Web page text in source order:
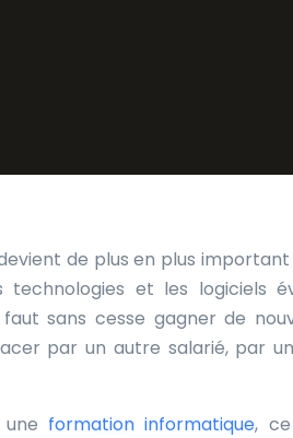
de plus en plus
et les logiciels
sans cesse gagner de
par un autre salarié, par
formation informatique,